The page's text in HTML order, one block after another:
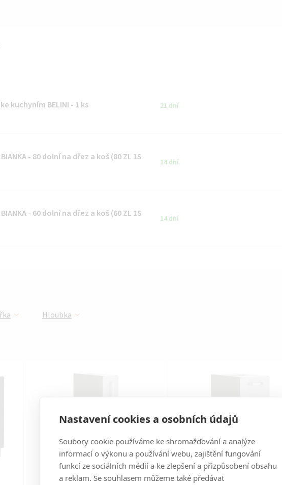
Nastavení cookies a osobních údajů
Soubory cookie používáme ke shromažďování a analýze
informací o výkonu a používání webu, zajištění fungování
funkcí ze sociálních médií a ke zlepšení a přizpůsobení obsahu
a reklam. Se souhlasem můžeme také předávat
kuchyním BELINI - 1 ks 21 dní
- 80 dolní na dřez a koš (80 ZL 1S
14 dní
- 60 dolní na dřez a koš (60 ZL 1S
14 dní
Hloubka
n
í
r
o